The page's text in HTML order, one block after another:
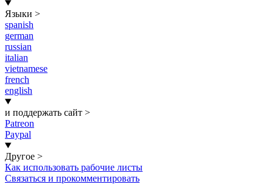
Языки >
spanish
german
russian
italian
vietnamese
french
english
и поддержать сайт >
Patreon
Paypal
Другое >
Как использовать рабочие листы
Связаться и прокомментировать